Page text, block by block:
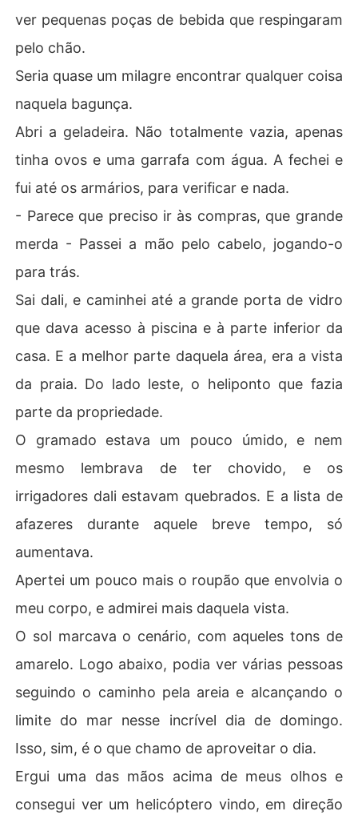
ver pequenas poças de bebida que respingaram
pelo chão.
Seria quase um milagre encontrar qualquer coisa
naquela bagunça.
Abri a geladeira. Não totalmente vazia, apenas
tinha ovos e uma garrafa com água. A fechei e
fui até os armários, para verificar e nada.
- Parece que preciso ir às compras, que grande
merda - Passei a mão pelo cabelo, jogando-o
para trás.
Sai dali, e caminhei até a grande porta de vidro
que dava acesso à piscina e à parte inferior da
casa. E a melhor parte daquela área, era a vista
da praia. Do lado leste, o heliponto que fazia
parte da propriedade.
O gramado estava um pouco úmido, e nem
mesmo lembrava de ter chovido, e os
irrigadores dali estavam quebrados. E a lista de
afazeres durante aquele breve tempo, só
aumentava.
Apertei um pouco mais o roupão que envolvia o
meu corpo, e admirei mais daquela vista.
O sol marcava o cenário, com aqueles tons de
amarelo. Logo abaixo, podia ver várias pessoas
seguindo o caminho pela areia e alcançando o
limite do mar nesse incrível dia de domingo.
Isso, sim, é o que chamo de aproveitar o dia.
Ergui uma das mãos acima de meus olhos e
consegui ver um helicóptero vindo, em direção